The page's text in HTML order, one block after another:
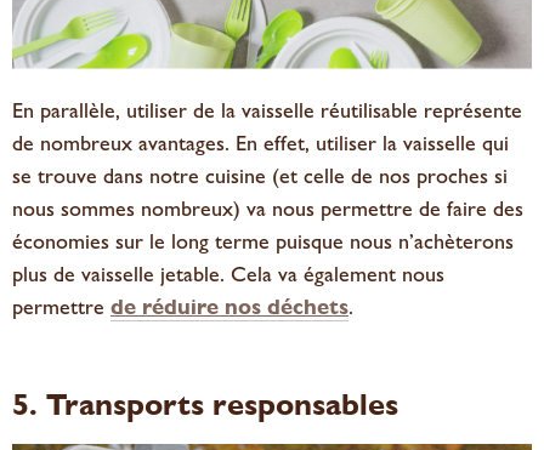
En parallèle, utiliser de la vaisselle réutilisable représente
de nombreux avantages. En effet, utiliser la vaisselle qui
se trouve dans notre cuisine (et celle de nos proches si
nous sommes nombreux) va nous permettre de faire des
économies sur le long terme puisque nous n’achèterons
plus de vaisselle jetable. Cela va également nous
permettre de réduire nos déchets.
5. Transports responsables